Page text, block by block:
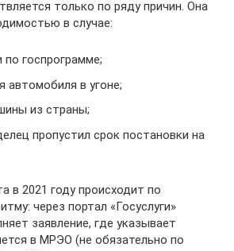
только по ряду причин. Она
в случае:
по госпрограмме;
автомобиля в угоне;
из страны;
пропустил срок постановки на
в 2021 году происходит по
через портал «Госуслуги»
заявление, где указывает
в МРЭО (не обязательно по